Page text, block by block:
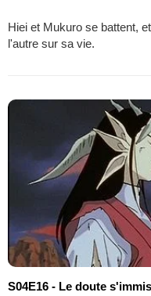
Hiei et Mukuro se battent,
l'autre sur sa vie.
S04E16 - Le doute